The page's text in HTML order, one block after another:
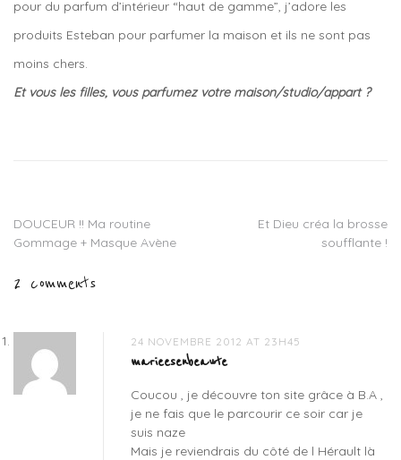
pour du parfum d’intérieur “haut de gamme”, j’adore les
produits Esteban pour parfumer la maison et ils ne sont pas
moins chers.
Et vous les filles, vous parfumez votre maison/studio/appart ?
maison,
senteurs
Navigation
l’article
DOUCEUR !! Ma routine
Gommage + Masque Avène
Et Dieu créa la brosse
soufflante !
2 comments
24 NOVEMBRE 2012 AT 23H45
marieesenbeaute
Coucou , je découvre ton site grâce à B.A ,
je ne fais que le parcourir ce soir car je
suis naze
Mais je reviendrais du côté de l Hérault là